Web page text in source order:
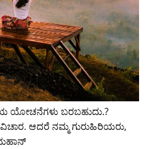
ಯೋಚನೆಗಳು ಬರಬಹುದು.?
ಆದರೆ ನಮ್ಮ ಗುರುಹಿರಿಯರು,